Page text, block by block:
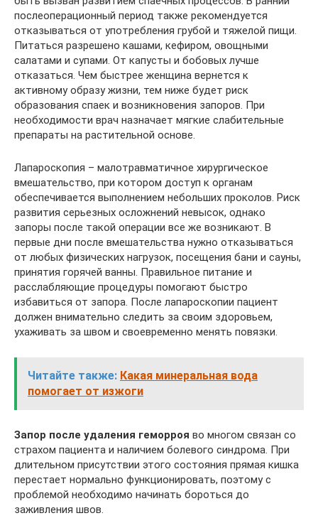
послеоперационный период также рекомендуется
отказываться от употребления грубой и тяжелой пищи.
Питаться разрешено кашами, кефиром, овощными
салатами и супами. От капусты и бобовых лучше
отказаться. Чем быстрее женщина вернется к
активному образу жизни, тем ниже будет риск
образования спаек и возникновения запоров. При
необходимости врач назначает мягкие слабительные
препараты на растительной основе.
Лапароскопия – малотравматичное хирургическое
вмешательство, при котором доступ к органам
обеспечивается выполнением небольших проколов. Риск
развития серьезных осложнений невысок, однако
запоры после такой операции все же возникают. В
первые дни после вмешательства нужно отказываться
от любых физических нагрузок, посещения бани и сауны,
принятия горячей ванны. Правильное питание и
расслабляющие процедуры помогают быстро
избавиться от запора. После лапароскопии пациент
должен внимательно следить за своим здоровьем,
ухаживать за швом и своевременно менять повязки.
Читайте также: Какая минеральная вода
помогает от изжоги
Запор после удаления геморроя во многом связан со
страхом пациента и наличием болевого синдрома. При
длительном присутствии этого состояния прямая кишка
перестает нормально функционировать, поэтому с
проблемой необходимо начинать бороться до
заживления швов.